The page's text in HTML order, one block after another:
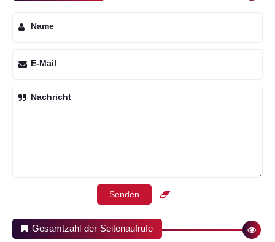
Name
E-Mail
Nachricht
Gesamtzahl der Seitenaufrufe